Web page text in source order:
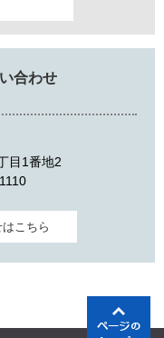
合わせ
目1番地2
こちら